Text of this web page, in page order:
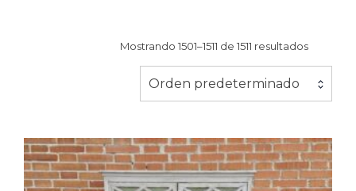
Mostrando 1501–1511 de 1511 resultados
Orden predeterminado